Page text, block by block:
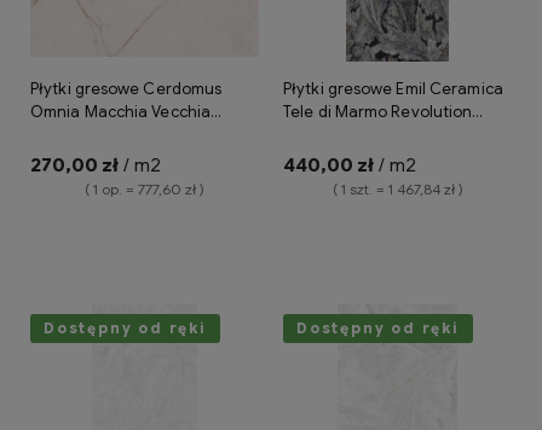
Płytki gresowe Cerdomus
Omnia Macchia Vecchia
270,00 zł / m2
( 1 op. = 777,60 zł )
Płytki gresowe Emil Ceramica
Tele di Marmo Revolution
lappato
440,00 zł / m2
( 1 szt. = 1 467,84 zł )
Dostępny od ręki Dostępny od ręki